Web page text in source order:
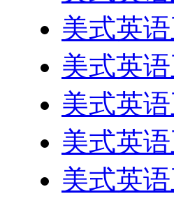
美式英
美式英
美式英
美式英
美式英